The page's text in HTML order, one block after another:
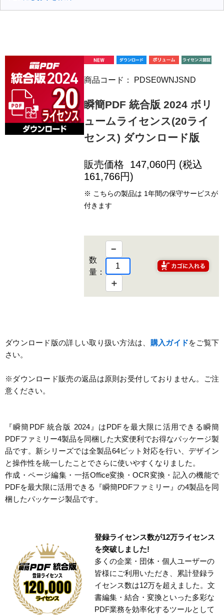
商品コード： PDSE0WNJSND
瞬簡PDF 統合版 2024 ボリ
ュームライセンス(20ライ
センス) ダウンロード版
販売価格 147,060円 (税込
161,766円)
※ こちらの製品は 1年間の保守サービスが
付きます
数
量：
−
＋
ダウンロード版の詳しい取り扱い方法は、 購入ガイドをご覧下
さい。
※ダウンロード販売の返品は原則お受付しておりません。ご注
意ください。
『瞬簡PDF 統合版 2024』はPDFを最大限に活用できる瞬簡
PDFファミリー4製品を同梱した大変便利でお得なパッケージ製
品です。新シリーズでは全製品64ビット対応を行い、デザイン
と操作性を統一したことでさらに使いやすくなりました。
作成・ページ編集・一括Office変換・OCR変換・記入の機能で
PDFを最大限に活用できる『瞬簡PDFファミリー』の4製品を同
梱したパッケージ製品です。
登録ライセンス数が12万ライセンス
を突破しました!
多くの企業・団体・個人ユーザーの
皆様にご利用いただき、累計登録ラ
イセンス数は12万を超えました。文
書編集・結合・変換といった多彩な
PDF業務を効率化するツールとして